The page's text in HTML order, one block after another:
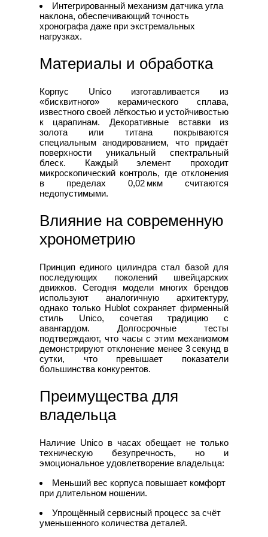
Интегрированный механизм датчика угла
наклона, обеспечивающий точность
хронографа даже при экстремальных
нагрузках.
Материалы и обработка
Корпус Unico изготавливается из
«бисквитного» керамического сплава,
известного своей лёгкостью и устойчивостью
к царапинам. Декоративные вставки из
золота или титана покрываются
специальным анодированием, что придаёт
поверхности уникальный спектральный
блеск. Каждый элемент проходит
микроскопический контроль, где отклонения
в пределах 0,02 мкм считаются
недопустимыми.
Влияние на современную
хронометрию
Принцип единого цилиндра стал базой для
последующих поколений швейцарских
движков. Сегодня модели многих брендов
используют аналогичную архитектуру,
однако только Hublot сохраняет фирменный
стиль Unico, сочетая традицию с
авангардом. Долгосрочные тесты
подтверждают, что часы с этим механизмом
демонстрируют отклонение менее 3 секунд в
сутки, что превышает показатели
большинства конкурентов.
Преимущества для
владельца
Наличие Unico в часах обещает не только
техническую безупречность, но и
эмоциональное удовлетворение владельца:
Меньший вес корпуса повышает комфорт
при длительном ношении.
Упрощённый сервисный процесс за счёт
уменьшенного количества деталей.